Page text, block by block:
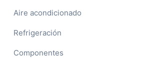
Aire acondicionado
Refrigeración
Componentes